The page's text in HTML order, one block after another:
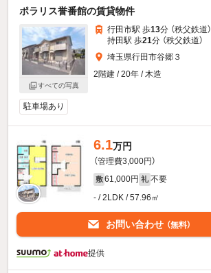
ポラリス誉番館の賃貸物件
すべての写真
行田市駅 歩13分 （秩父鉄道）
持田駅 歩21分 （秩父鉄道）
埼玉県行田市谷郷３
2階建 / 20年 / 木造
駐車場あり
6.1万円
（管理費3,000円）
敷 61,000円 礼 不要
- / 2LDK / 57.96㎡
お問い合わせ （無料）
提供